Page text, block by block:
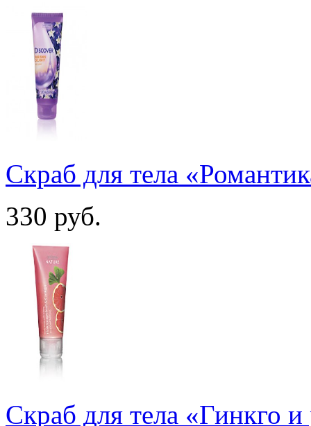
Скраб для тела
330 руб.
Скраб для тела «Гинкго